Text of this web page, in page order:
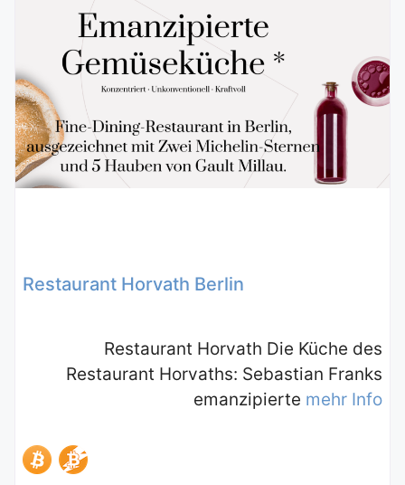
Restaurant Horvath Berlin
Restaurant Horvath Die Küche des
Restaurant Horvaths: Sebastian Franks
emanzipierte mehr Info